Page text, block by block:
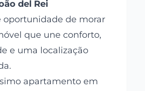
del Rei
oportunidade de morar
que une conforto,
e uma localização
apartamento em